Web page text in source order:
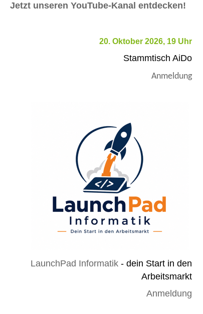
Jetzt unseren YouTube-Kanal entdecken!
20. Oktober 2026, 19 Uhr
Stammtisch AiDo
Anmeldung
LaunchPad Informatik - dein Start in den
Arbeitsmarkt
Anmeldung